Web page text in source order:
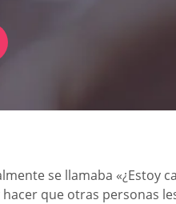
se llamaba «¿Estoy
que otras personas